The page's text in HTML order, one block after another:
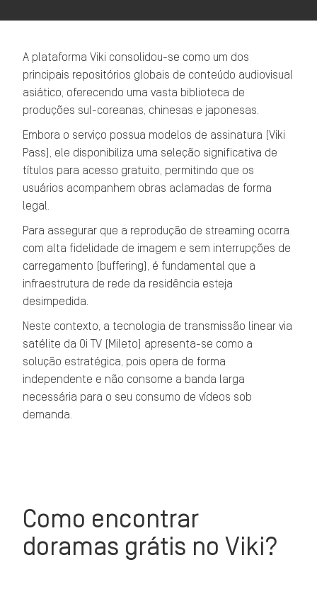
A plataforma Viki consolidou-se como um dos
principais repositórios globais de conteúdo audiovisual
asiático, oferecendo uma vasta biblioteca de
produções sul-coreanas, chinesas e japonesas.
Embora o serviço possua modelos de assinatura (Viki
Pass), ele disponibiliza uma seleção significativa de
títulos para acesso gratuito, permitindo que os
usuários acompanhem obras aclamadas de forma
legal.
Para assegurar que a reprodução de streaming ocorra
com alta fidelidade de imagem e sem interrupções de
carregamento (buffering), é fundamental que a
infraestrutura de rede da residência esteja
desimpedida.
Neste contexto, a tecnologia de transmissão linear via
satélite da Oi TV (Mileto) apresenta-se como a
solução estratégica, pois opera de forma
independente e não consome a banda larga
necessária para o seu consumo de vídeos sob
demanda.
Como encontrar
doramas grátis no Viki?